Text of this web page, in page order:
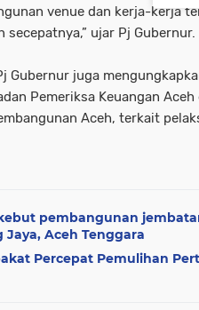
venue dan kerja-kerja
ujar Pj Gubernur.
Gubernur juga
Pemeriksa Keuangan Aceh
Aceh, terkait
pembangunan
Aceh Tenggara
Percepat Pemulihan